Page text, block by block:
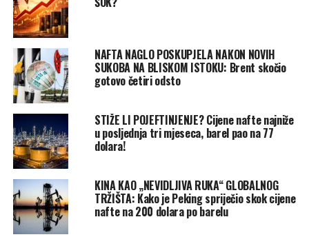
NAFTA NAGLO POSKUPJELA NAKON NOVIH
SUKOBA NA BLISKOM ISTOKU: Brent skočio
gotovo četiri odsto
STIŽE LI POJEFTINJENJE? Cijene nafte najniže
u posljednja tri mjeseca, barel pao na 77
dolara!
KINA KAO „NEVIDLJIVA RUKA“ GLOBALNOG
TRŽIŠTA: Kako je Peking spriječio skok cijene
nafte na 200 dolara po barelu